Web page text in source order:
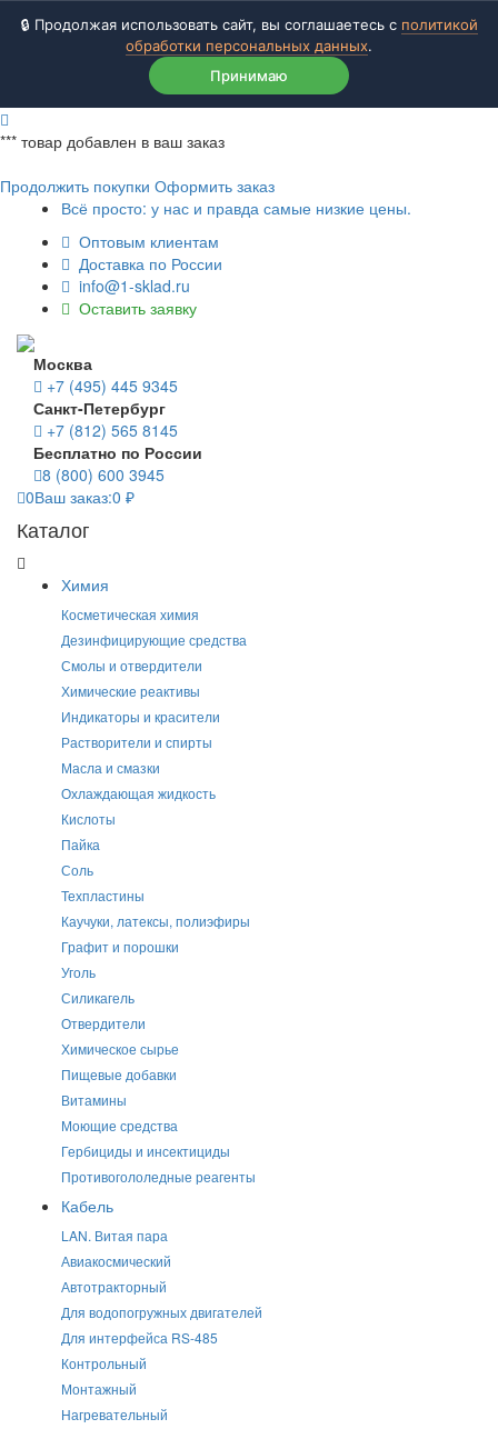
🔒 Продолжая использовать сайт, вы соглашаетесь с политикой
обработки персональных данных.
Принимаю
*** товар добавлен в ваш заказ
Продолжить покупки Оформить заказ
Всё просто: у нас и правда самые низкие цены.
Оптовым клиентам
Доставка по России
info@1-sklad.ru
Оставить заявку
Москва
+7 (495) 445 9345
Санкт-Петербург
+7 (812) 565 8145
Бесплатно по России
8 (800) 600 3945
0Ваш заказ:0 ₽
Каталог
Химия
Косметическая химия
Дезинфицирующие средства
Смолы и отвердители
Химические реактивы
Индикаторы и красители
Растворители и спирты
Масла и смазки
Охлаждающая жидкость
Кислоты
Пайка
Соль
Техпластины
Каучуки, латексы, полиэфиры
Графит и порошки
Уголь
Силикагель
Отвердители
Химическое сырье
Пищевые добавки
Витамины
Моющие средства
Гербициды и инсектициды
Противогололедные реагенты
Кабель
LAN. Витая пара
Авиакосмический
Автотракторный
Для водопогружных двигателей
Для интерфейса RS-485
Контрольный
Монтажный
Нагревательный